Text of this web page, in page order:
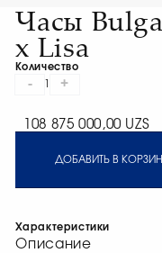
Часы
x Lisa
Количество
- +
108 875 000,00 UZS
ДОБАВИТЬ В
Характеристики
Описание